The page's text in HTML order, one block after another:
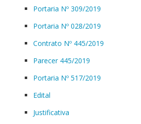
Portaria Nº 309/2019
Portaria Nº 028/2019
Contrato Nº 445/2019
Parecer 445/2019
Portaria Nº 517/2019
Edital
Justificativa